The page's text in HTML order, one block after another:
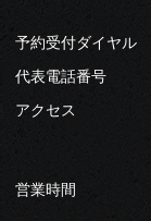
予約受付ダイヤル
代表電話番号
アクセス
営業時間